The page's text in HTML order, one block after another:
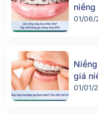
01/06/
giá
01/01/